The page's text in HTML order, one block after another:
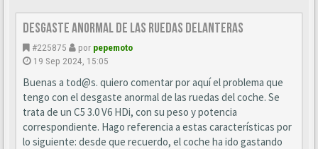
Desgaste anormal de las ruedas delanteras
#225875 por pepemoto
19 Sep 2024, 15:05
Buenas a tod@s. quiero comentar por aquí el problema que
tengo con el desgaste anormal de las ruedas del coche. Se
trata de un C5 3.0 V6 HDi, con su peso y potencia
correspondiente. Hago referencia a estas características por
lo siguiente: desde que recuerdo, el coche ha ido gastando